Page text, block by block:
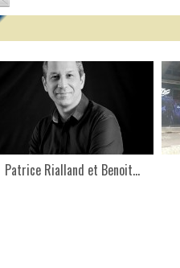
Patrice Rialland et Benoit...